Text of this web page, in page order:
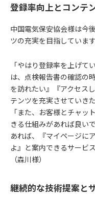
登録率向上とコンテ
中国電気保安協会様は今
ツの充実を目指しています
「やはり登録率を上げて
は、点検報告書の確認の
を訪れたい』『アクセス
テンツを充実させていき
「また、お客様とチャッ
きる仕組みがあれば良い
あれば、『マイページに
よ』と案内できるサービ
（森川様）
継続的な技術提案と